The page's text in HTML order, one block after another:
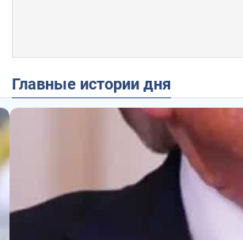
Главные истории дня